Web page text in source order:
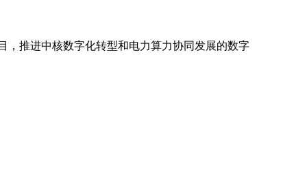
，推进中核数字化转型和电力算力协同发展的数字